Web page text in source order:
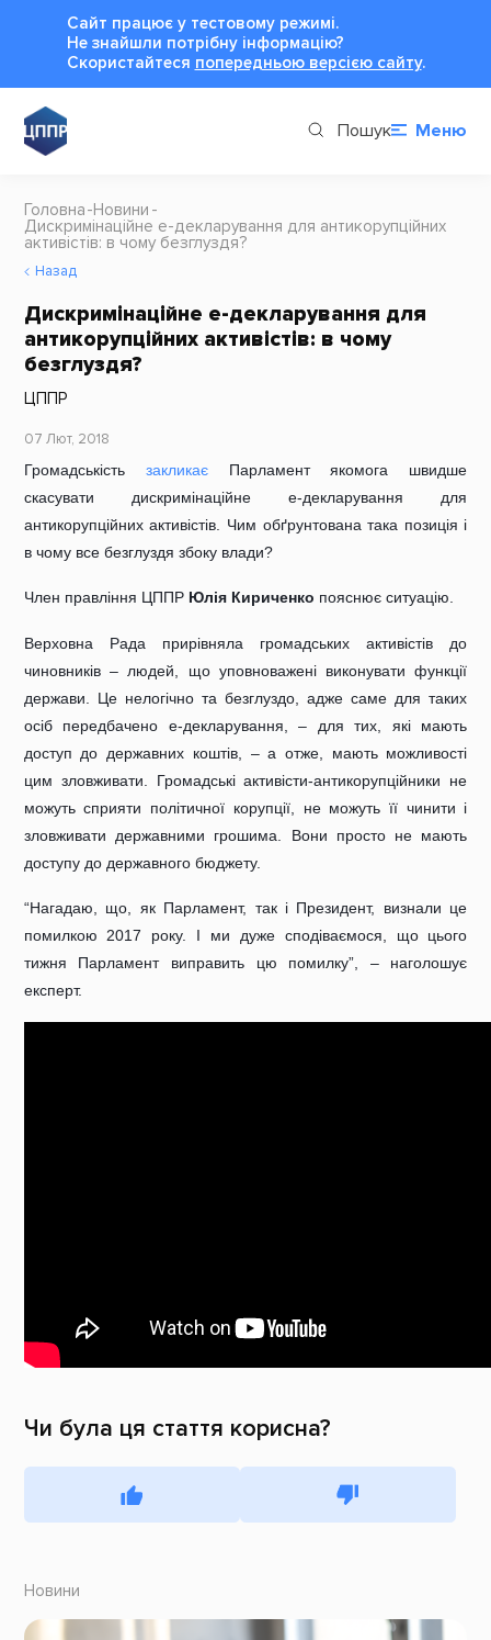
Сайт працює у тестовому режимі.
Не знайшли потрібну інформацію?
Cкористайтеся попередньою версією сайту.
Пошук Меню
Головна Новини
Дискримінаційне е-декларування для антикорупційних
активістів: в чому безглуздя?
Назад
Дискримінаційне е-декларування для
антикорупційних активістів: в чому
безглуздя?
ЦППР
07 Лют, 2018
Громадськість закликаєПарламент якомога швидше
скасувати дискримінаційне е-декларування для
антикорупційних активістів. Чим обґрунтована така позиція і
в чому все безглуздя збоку влади?
Член правління ЦППР Юлія Кириченко пояснює ситуацію.
Верховна Рада прирівняла громадських активістів до
чиновників – людей, що уповноважені виконувати функції
держави. Це нелогічно та безглуздо, адже саме для таких
осіб передбачено е-декларування, – для тих, які мають
доступ до державних коштів, – а отже, мають можливості
цим зловживати. Громадські активісти-антикорупційники не
можуть сприяти політичної корупції, не можуть її чинити і
зловживати державними грошима. Вони просто не мають
доступу до державного бюджету.
“Нагадаю, що, як Парламент, так і Президент, визнали це
помилкою 2017 року. І ми дуже сподіваємося, що цього
тижня Парламент виправить цю помилку”, – наголошує
експерт.
Чи була ця стаття корисна?
Новини